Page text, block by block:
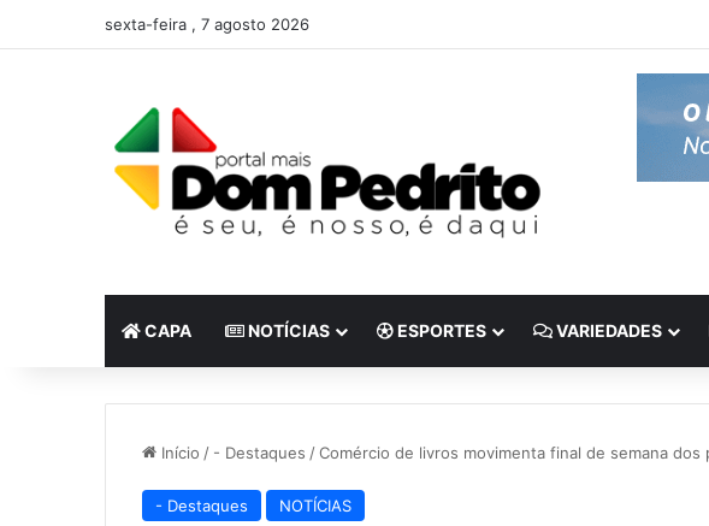
sexta-feira , 7 agosto 2026
CAPA NOTÍCIAS ESPORTES VARIEDADES
Início / - Destaques /Comércio de livros movimenta final de semana dos
- Destaques NOTÍCIAS